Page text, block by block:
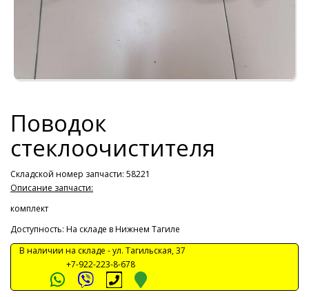
Поводок
стеклоочистителя
Складской номер запчасти: 58221
Описание запчасти:
комплект
Доступность: На складе в Нижнем Тагиле
В наличии на складе -ул. Тагильская, 37
+7-922-223-8-678